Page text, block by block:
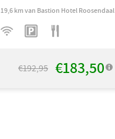
19,6 km van Bastion Hotel Roosendaal
€192,95 €183,50